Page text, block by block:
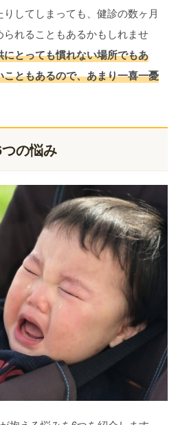
してしまっても、健診の数ヶ月
れることもあるかもしれませ
とっても慣れない場所でもあ
ともあるので、あまり一喜一憂
の悩み